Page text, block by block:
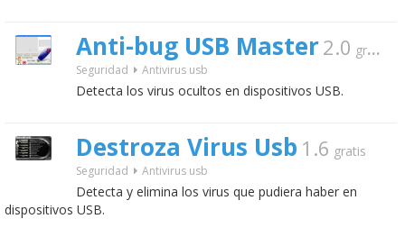
Anti-bug USB Master2.0 gratis
Seguridad Antivirus usb
Detecta los virus ocultos en dispositivos USB.
Destroza Virus Usb 1.6 gratis
Seguridad Antivirus usb
Detecta y elimina los virus que pudiera haber en
dispositivos USB.